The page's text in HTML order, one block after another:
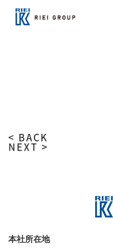
< BACK
NEXT >
本社所在地